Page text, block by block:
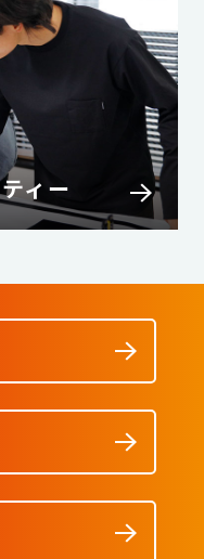
ィー